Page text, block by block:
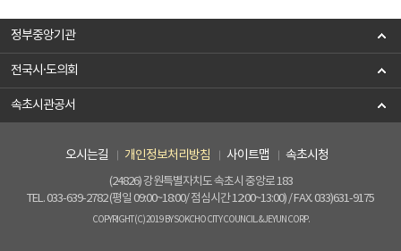
정부중앙기관
전국시·도의회
속초시관공서
오시는길 개인정보처리방침 사이트맵 속초시청
(24826) 강원특별자치도 속초시 중앙로 183
TEL. 033-639-2782 (평일 09:00~18:00/ 점심시간 12:00~13:00) / FAX. 033)631-9175
COPYRIGHT(C) 2019 BY SOKCHO CITY COUNCIL. & JEYUN CORP.